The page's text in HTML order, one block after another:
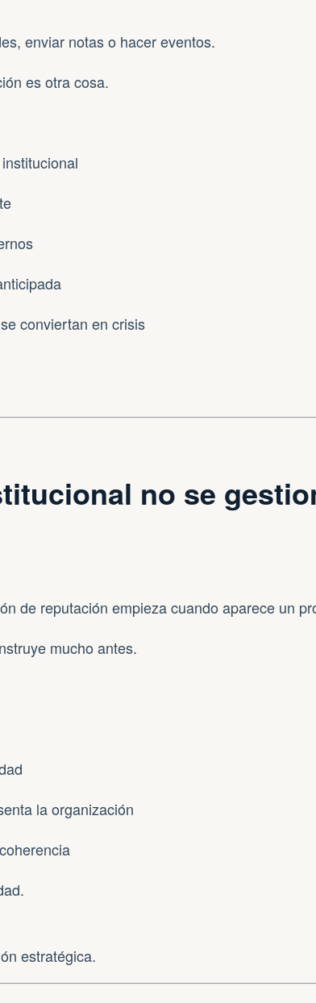
enviar notas o hacer eventos.
es otra cosa.
conviertan en crisis
no se
de reputación empieza cuando aparece un
mucho antes.
la organización
estratégica.